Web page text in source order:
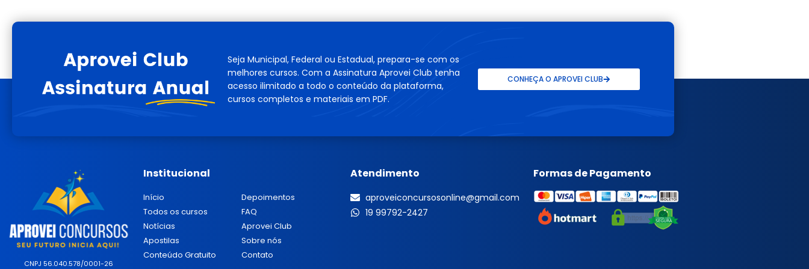
Seja Municipal, Federal ou Estadual, prepara-se com os
melhores cursos. Com a Assinatura Aprovei Club tenha
acesso ilimitado a todo o conteúdo da plataforma,
cursos completos e materiais em PDF.
CONHEÇA O APROVEI CLUB
CNPJ 56.040.578/0001-26
Institucional
Início
Todos os cursos
Notícias
Apostilas
Conteúdo Gratuito
Depoimentos
FAQ
Aprovei Club
Sobre nós
Contato
Atendimento
aproveiconcursosonline@gmail.com
19 99792-2427
Formas de Pagamento